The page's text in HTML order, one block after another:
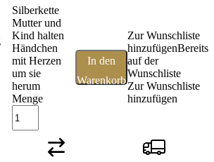
Silberkette
Mutter und
Kind halten
Händchen
mit Herzen
um sie
herum
Menge
In den
Warenkorb
Zur Wunschliste
hinzufügenBereits
auf der
Wunschliste
Zur Wunschliste
hinzufügen